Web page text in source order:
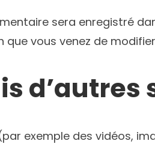
sera enregistré
vous venez de
d’autres
exemple des vidéos,